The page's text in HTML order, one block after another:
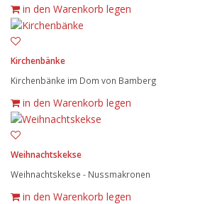
in den Warenkorb legen
Kirchenbänke
Kirchenbänke im Dom von Bamberg
in den Warenkorb legen
Weihnachtskekse
Weihnachtskekse - Nussmakronen
in den Warenkorb legen